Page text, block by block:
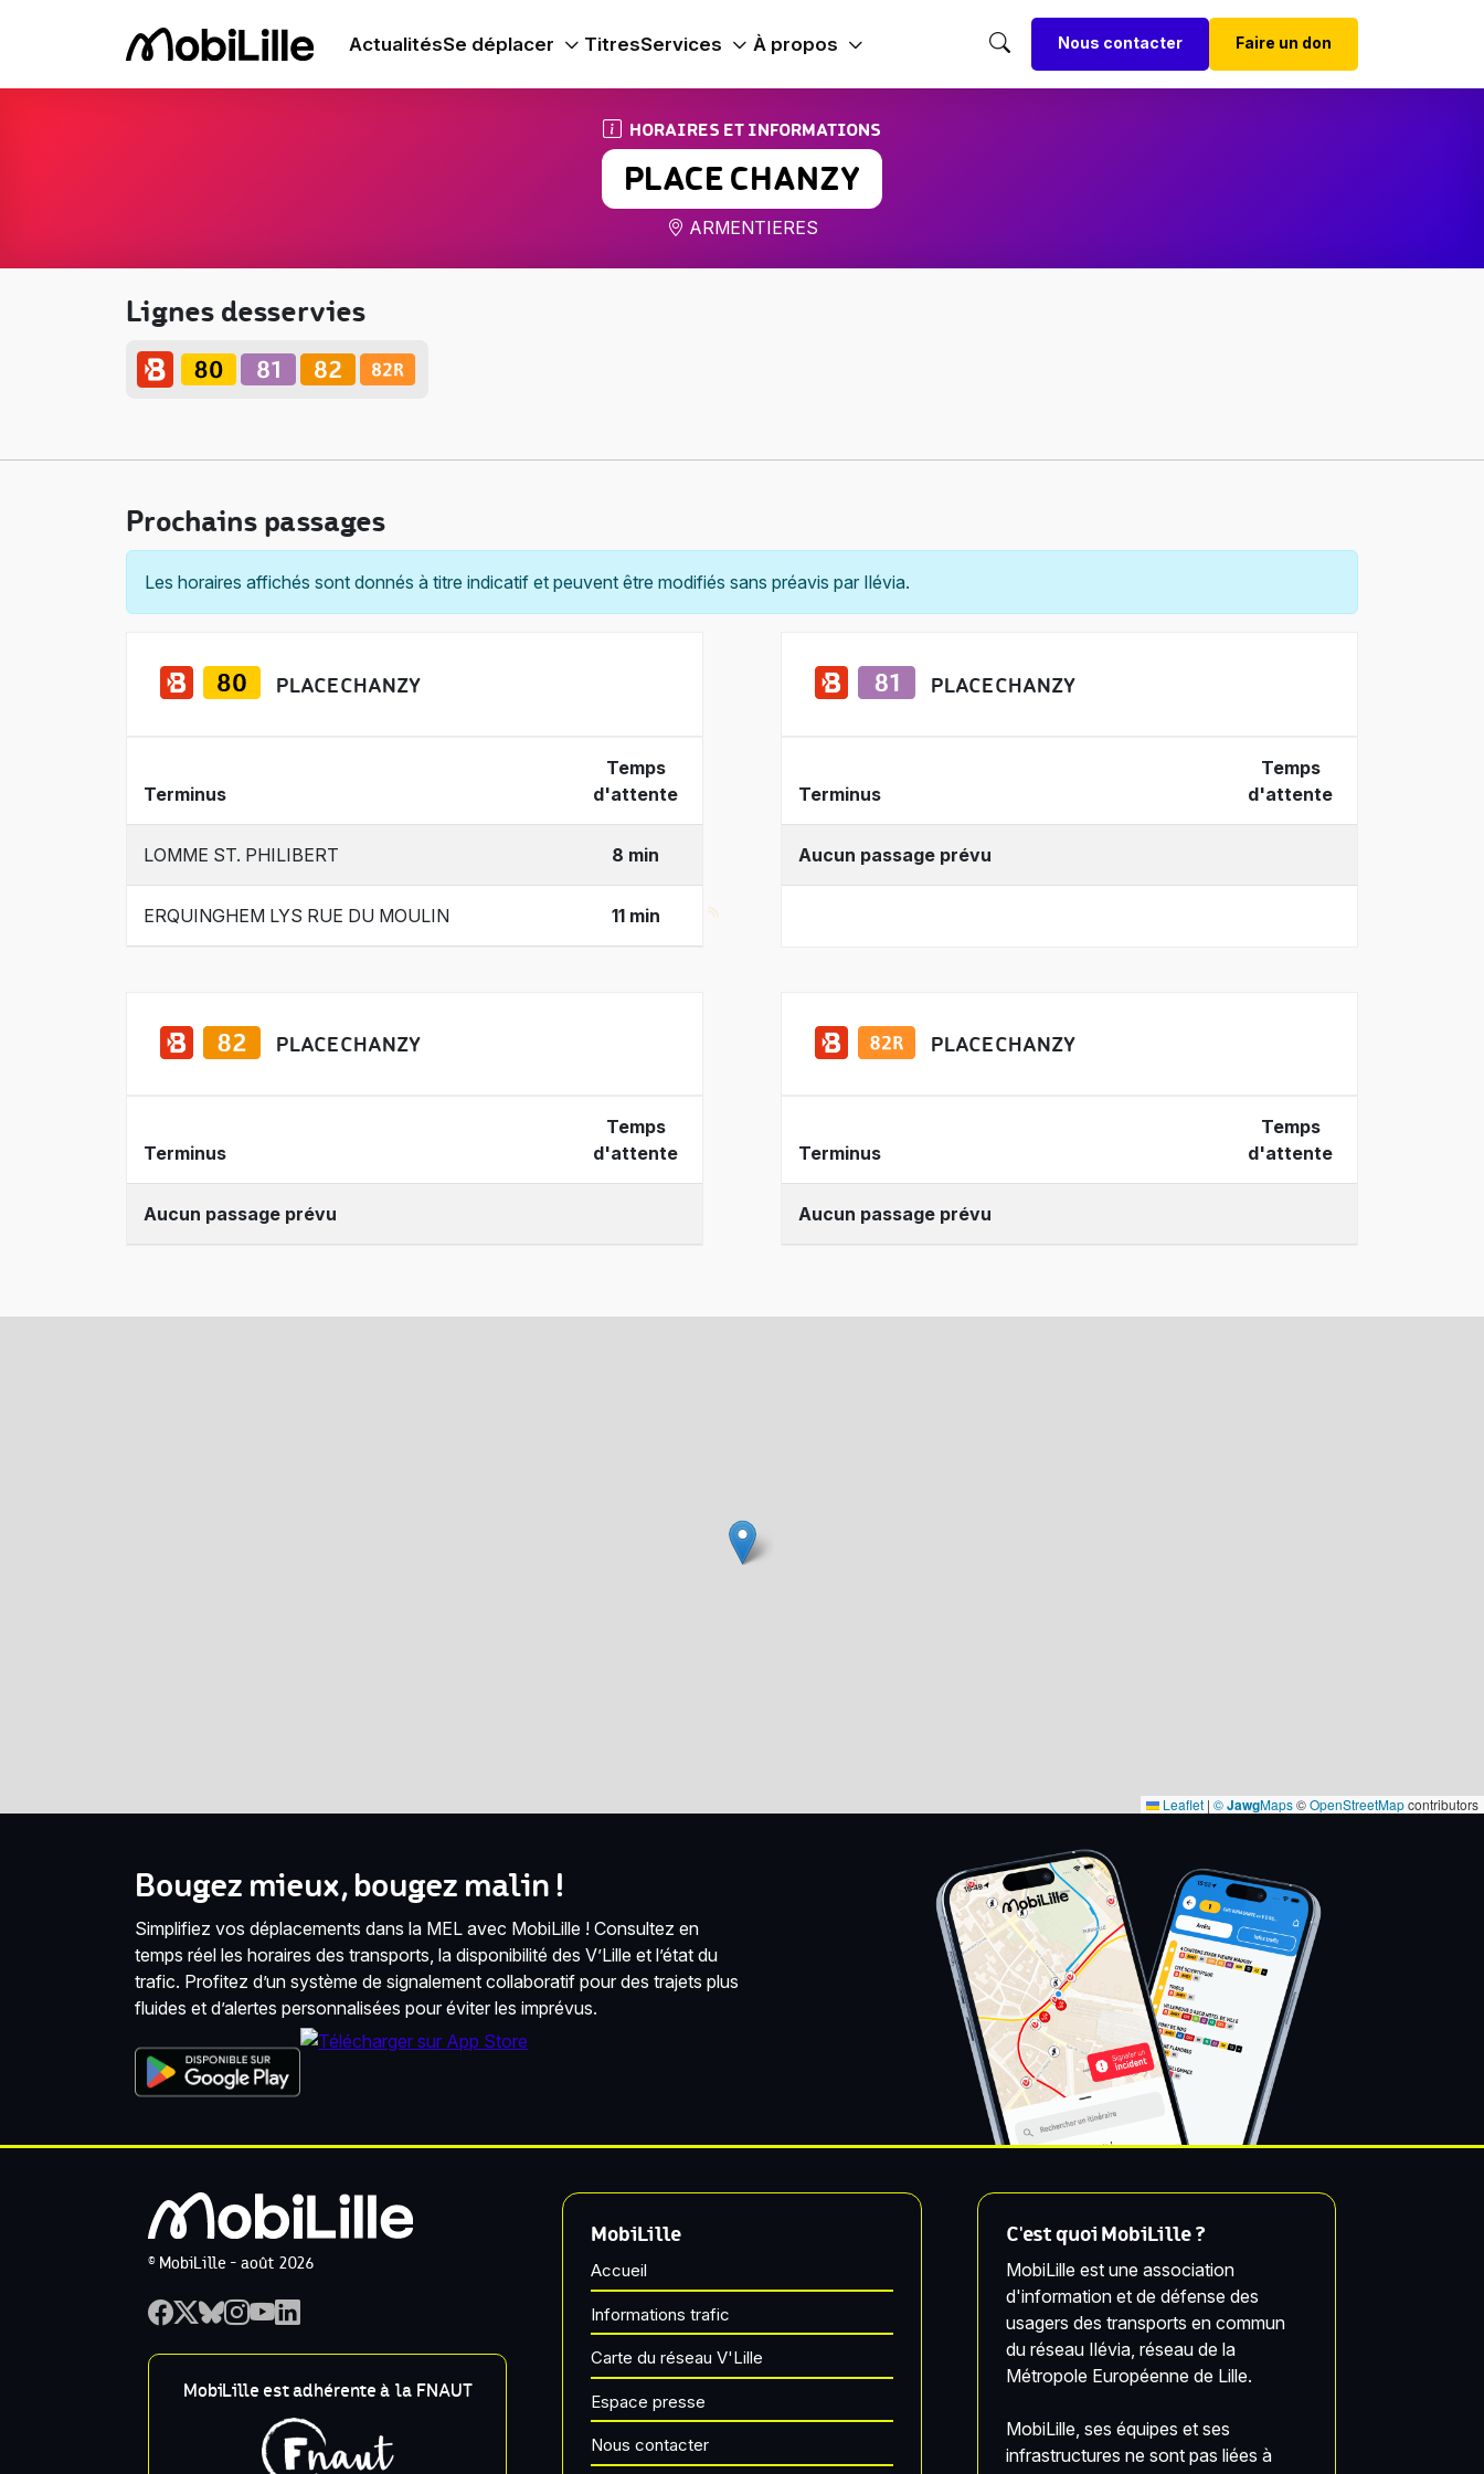
ActualitésSe déplacer TitresServices À propos Nous contacter Faire un don
HORAIRES ET INFORMATIONS
PLACE CHANZY
ARMENTIERES
Lignes desservies
Prochains passages
Les horaires affichés sont donnés à titre indicatif et peuvent être modifiés sans préavis par Ilévia.
PLACE CHANZY
Terminus
Temps
d'attente
LOMME ST. PHILIBERT 8 min
ERQUINGHEM LYS RUE DU MOULIN 11 min
PLACE CHANZY
Terminus
Temps
d'attente
Aucun passage prévu
PLACE CHANZY
Terminus
Temps
d'attente
Aucun passage prévu
PLACE CHANZY
Terminus
Temps
d'attente
Aucun passage prévu
Leaflet | ©JawgMaps©OpenStreetMapcontributors
Bougez mieux, bougez malin !
Simplifiez vos déplacements dans la MEL avec MobiLille ! Consultez en
temps réel les horaires des transports, la disponibilité des V’Lille et l’état du
trafic. Profitez d’un système de signalement collaboratif pour des trajets plus
fluides et d’alertes personnalisées pour éviter les imprévus.
© MobiLille - août 2026
MobiLille est adhérente à la FNAUT
MobiLille
Accueil
Informations trafic
Carte du réseau V'Lille
Espace presse
Nous contacter
C'est quoi MobiLille ?
MobiLille est une association
d'information et de défense des
usagers des transports en commun
du réseau Ilévia, réseau de la
Métropole Européenne de Lille.
MobiLille, ses équipes et ses
infrastructures ne sont pas liées à